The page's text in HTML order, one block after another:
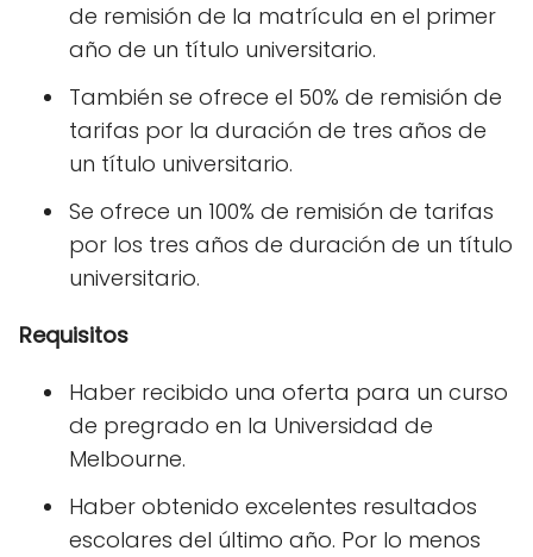
de remisión de la matrícula en el primer
año de un título universitario.
También se ofrece el 50% de remisión de
tarifas por la duración de tres años de
un título universitario.
Se ofrece un 100% de remisión de tarifas
por los tres años de duración de un título
universitario.
Requisitos
Haber recibido una oferta para un curso
de pregrado en la Universidad de
Melbourne.
Haber obtenido excelentes resultados
escolares del último año. Por lo menos